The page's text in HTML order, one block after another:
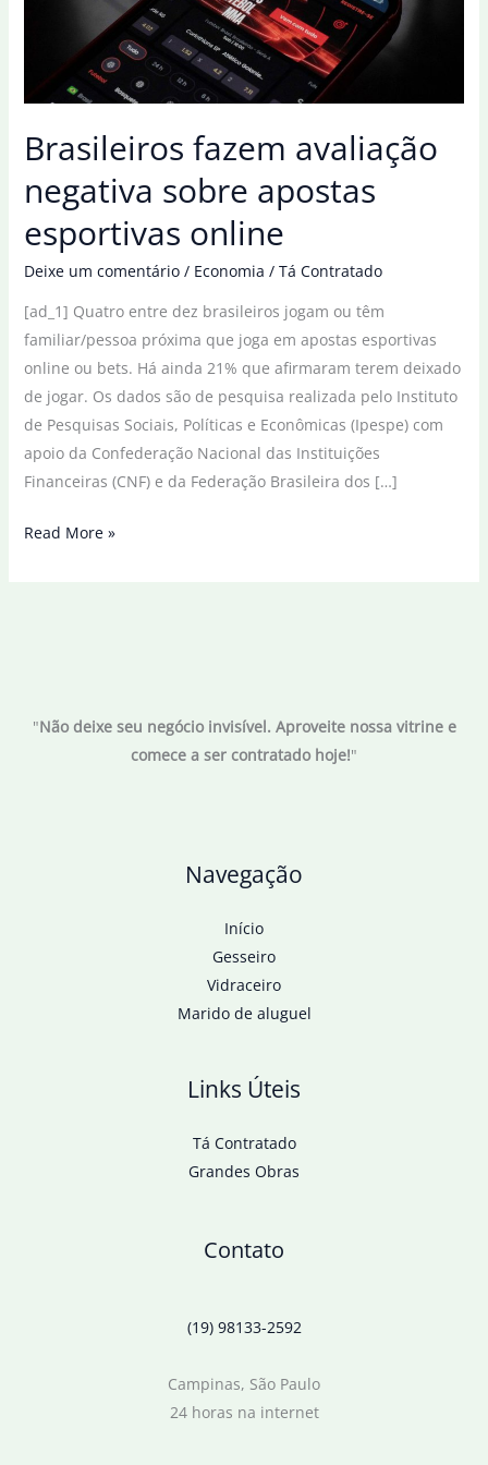
Brasileiros fazem avaliação
negativa sobre apostas
esportivas online
Deixe um comentário / Economia / Tá Contratado
[ad_1] Quatro entre dez brasileiros jogam ou têm
familiar/pessoa próxima que joga em apostas esportivas
online ou bets. Há ainda 21% que afirmaram terem deixado
de jogar. Os dados são de pesquisa realizada pelo Instituto
de Pesquisas Sociais, Políticas e Econômicas (Ipespe) com
apoio da Confederação Nacional das Instituições
Financeiras (CNF) e da Federação Brasileira dos […]
Brasileiros
online
Read More »
"Não deixe seu negócio invisível. Aproveite nossa vitrine e
comece a ser contratado hoje!"
Navegação
Início
Gesseiro
Vidraceiro
Marido de aluguel
Links Úteis
Tá Contratado
Grandes Obras
Contato
(19) 98133-2592
Campinas, São Paulo
24 horas na internet